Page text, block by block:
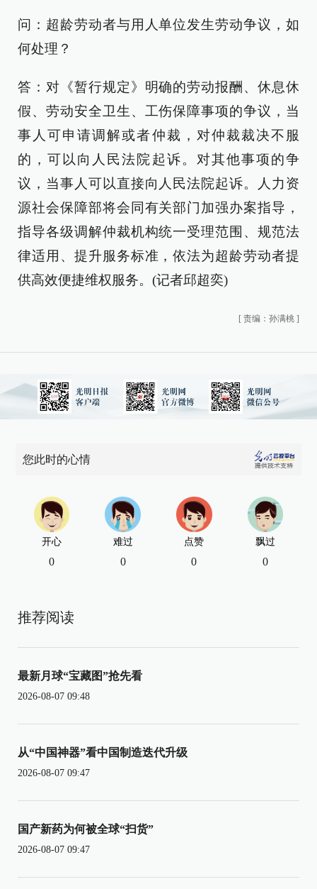
问：超龄劳动者与用人单位发生劳动争议，如
何处理？
答：对《暂行规定》明确的劳动报酬、休息休
假、劳动安全卫生、工伤保障事项的争议，当
事人可申请调解或者仲裁，对仲裁裁决不服
的，可以向人民法院起诉。对其他事项的争
议，当事人可以直接向人民法院起诉。人力资
源社会保障部将会同有关部门加强办案指导，
指导各级调解仲裁机构统一受理范围、规范法
律适用、提升服务标准，依法为超龄劳动者提
供高效便捷维权服务。(记者邱超奕)
[ 责编：孙满桃 ]
您此时的心情
开心
0
难过
0
点赞
0
飘过
0
推荐阅读
最新月球“宝藏图”抢先看
2026-08-07 09:48
从“中国神器”看中国制造迭代升级
2026-08-07 09:47
国产新药为何被全球“扫货”
2026-08-07 09:47